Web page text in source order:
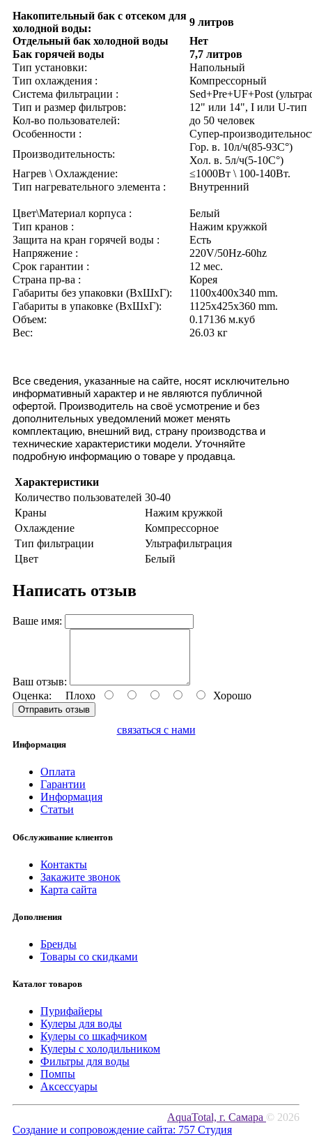
Накопительный бак с отсеком для
холодной воды:
9 литров
Отдельный бак холодной воды
Нет
Бак горячей воды
7,7 литров
Тип установки:
Напольный
Тип охлаждения :
Компрессорный
Система фильтрации :
Sed+Pre+UF+Post
Тип и размер фильтров:
12" или 14", I или U-тип
Кол-во пользователей:
до 50 человек
Особенности :
Супер-
Производительность:
Гор. в. 10л/ч(85-93C°)
Хол. в. 5л/ч(5-10C°)
Нагрев \ Охлаждение:
≤1000Вт \ 100-140Вт.
Тип нагревательного элемента :
Внутренний
Цвет\Материал корпуса :
Белый
Тип кранов :
Нажим кружкой
Защита на кран горячей воды :
Есть
Напряжение :
220V/50Hz-60hz
Срок гарантии :
12 мес.
Страна пр-ва :
Корея
Габариты без упаковки (ВxШxГ):
1100x400x340 mm.
Габариты в упаковке (ВxШxГ):
1125x425x360 mm.
Объем:
0.17136 м.куб
Вес:
26.03 кг
Все сведения, указанные на сайте, носят исключительно
информативный характер и не являются публичной
офертой. Производитель на своё усмотрение и без
дополнительных уведомлений может менять
комплектацию, внешний вид, страну производства и
технические характеристики модели. Уточняйте
подробную информацию о товаре у продавца.
Характеристики
Количество пользователей 30-40
Краны
Нажим кружкой
Охлаждение
Компрессорное
Тип фильтрации
Ультрафильтрация
Цвет
Белый
Написать отзыв
Ваше имя:
Ваш отзыв:
Оценка: Плохо Хорошо
Отправить отзыв
связаться с нами
Информация
Оплата
Гарантии
Информация
Статьи
Обслуживание клиентов
Контакты
Закажите звонок
Карта сайта
Дополнения
Бренды
Товары со скидками
Каталог товаров
Пурифайеры
Кулеры для воды
Кулеры со шкафчиком
Кулеры с холодильником
Фильтры для воды
Помпы
Аксессуары
AquaTotal, г. Самара © 2026
Создание и сопровождение сайта: 757 Студия